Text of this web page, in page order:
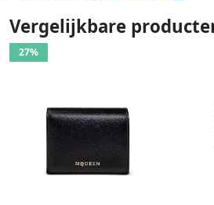
Vergelijkbare
27%